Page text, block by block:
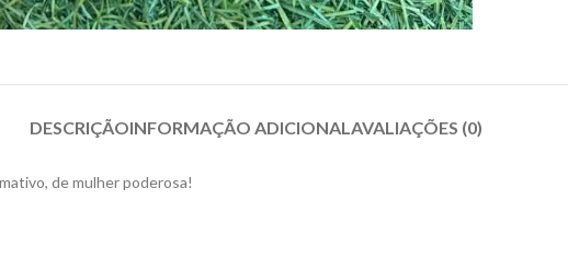
DESCRIÇÃOINFORMAÇÃO ADICIONALAVALIAÇÕES (0)
de mulher poderosa!